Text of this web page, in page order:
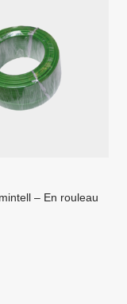
– En rouleau